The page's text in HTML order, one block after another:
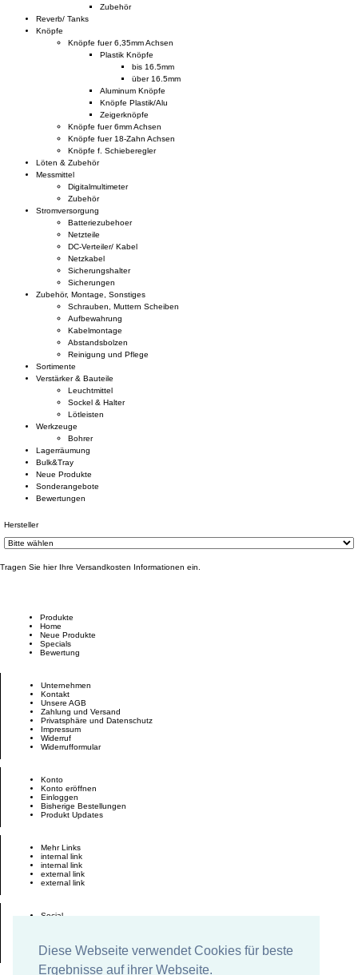
Diese Webseite verwendet Cookies für beste
Ergebnisse auf ihrer Webseite.
Zubehör
Reverb/ Tanks
Knöpfe
Knöpfe fuer 6,35mm Achsen
Plastik Knöpfe
bis 16.5mm
über 16.5mm
Aluminum Knöpfe
Knöpfe Plastik/Alu
Zeigerknöpfe
Knöpfe fuer 6mm Achsen
Knöpfe fuer 18-Zahn Achsen
Knöpfe f. Schieberegler
Löten & Zubehör
Messmittel
Digitalmultimeter
Zubehör
Stromversorgung
Batteriezubehoer
Netzteile
DC-Verteiler/ Kabel
Netzkabel
Sicherungshalter
Sicherungen
Zubehör, Montage, Sonstiges
Schrauben, Muttern Scheiben
Aufbewahrung
Kabelmontage
Abstandsbolzen
Reinigung und Pflege
Sortimente
Verstärker & Bauteile
Leuchtmittel
Sockel & Halter
Lötleisten
Werkzeuge
Bohrer
Lagerräumung
Bulk&Tray
Neue Produkte
Sonderangebote
Bewertungen
Hersteller
Tragen Sie hier Ihre Versandkosten Informationen ein.
Produkte
Home
Neue Produkte
Specials
Bewertung
Unternehmen
Kontakt
Unsere AGB
Zahlung und Versand
Privatsphäre und Datenschutz
Impressum
Widerruf
Widerrufformular
Konto
Konto eröffnen
Einloggen
Bisherige Bestellungen
Produkt Updates
Mehr Links
internal link
internal link
external link
external link
Social
Pinterest